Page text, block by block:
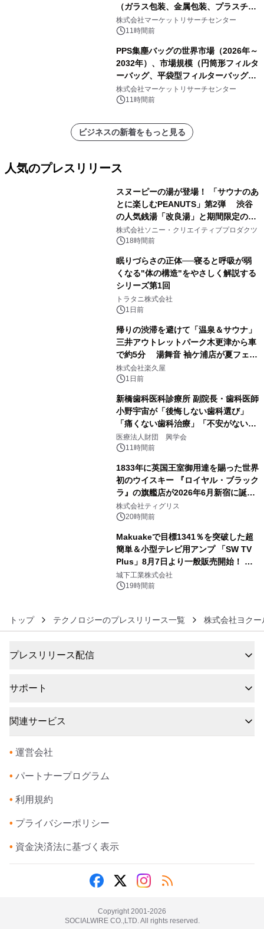
（ガラス包装、金属包装、プラスチッ
ク包装、その他）・分析レポートを発
表
株式会社マーケットリサーチセンター
11時間前
PPS集塵バッグの世界市場（2026年～
2032年）、市場規模（円筒形フィルタ
ーバッグ、平袋型フィルターバッグ、
プリーツフィルターバッグ、その
他）・分析レポートを発表
株式会社マーケットリサーチセンター
11時間前
ビジネスの新着をもっと見る
人気のプレスリリース
スヌーピーの湯が登場！ 「サウナのあ
とに楽しむPEANUTS」第2弾 渋谷
の人気銭湯「改良湯」と期間限定のコ
ラボレーション サウナイキタイコラ
ボグッズも発売決定！
株式会社ソニー・クリエイティブプロダクツ
18時間前
眠りづらさの正体──寝ると呼吸が弱
くなる"体の構造"をやさしく解説する
シリーズ第1回
トラタニ株式会社
1日前
帰りの渋滞を避けて「温泉＆サウナ」
三井アウトレットパーク木更津から車
で約5分 湯舞音 袖ケ浦店が夏フェア
メニューを提供
株式会社楽久屋
1日前
新橋歯科医科診療所 副院長・歯科医師
小野宇宙が「後悔しない歯科選び」
「痛くない歯科治療」「不安がない治
療計画」をテーマに専門監修
医療法人財団 興学会
11時間前
1833年に英国王室御用達を賜った世界
初のウイスキー 『ロイヤル・ブラック
ラ』の旗艦店が2026年6月新宿に誕
生 バカルディ ジャパンと連携した
没入型バー「BAR Arca」
株式会社ティグリス
20時間前
Makuakeで目標1341％を突破した超
簡単＆小型テレビ用アンプ 「SW TV
Plus」8月7日より一般販売開始！ ケ
ーブル1本つなぐだけ、テレビの音が
ぐっと豊かに
城下工業株式会社
19時間前
トップ テクノロジーのプレスリリース一覧 株式会社ヨクー
プレスリリース配信
サポート
関連サービス
• 運営会社
• パートナープログラム
• 利用規約
• プライバシーポリシー
• 資金決済法に基づく表示
Copyright 2001-2026
SOCIALWIRE CO.,LTD. All rights reserved.